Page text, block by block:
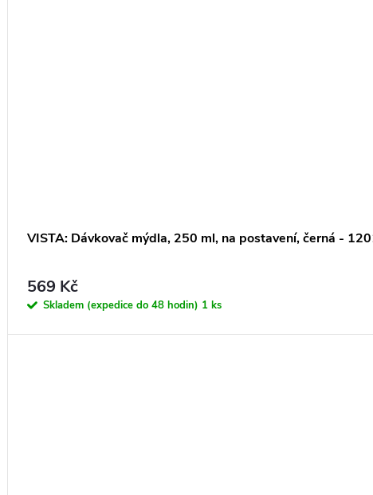
VISTA: Dávkovač mýdla, 250 ml, na postavení, černá -
569 Kč
Skladem (expedice do 48 hodin) 1 ks